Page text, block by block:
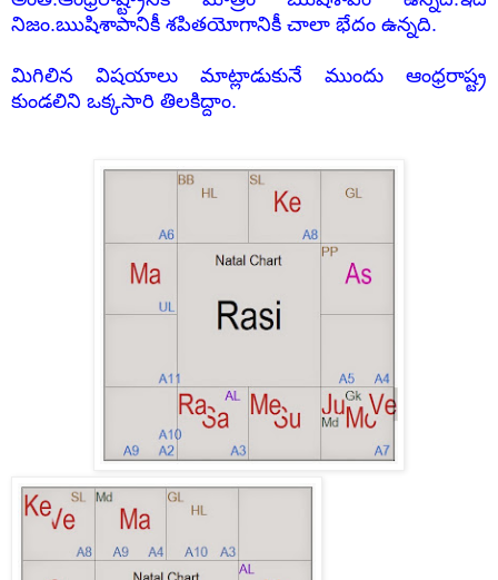
నిజం.ఋషిశాపానికీ శపితయోగానికీ చాలా భేదం ఉన్నది.
మిగిలిన విషయాలు మాట్లాడుకునే ముందు ఆంధ్రరాష్ట్ర
కుండలిని ఒక్కసారి తిలకిద్దాం.